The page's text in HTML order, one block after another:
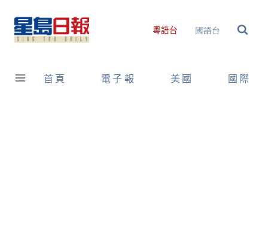
content
粵語台 國語台
首頁 電子報 美國 國際